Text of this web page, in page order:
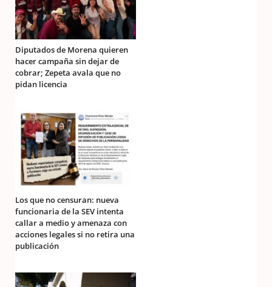
Diputados de Morena quieren
hacer campaña sin dejar de
cobrar; Zepeta avala que no
pidan licencia
Los que no censuran: nueva
funcionaria de la SEV intenta
callar a medio y amenaza con
acciones legales si no retira una
publicación